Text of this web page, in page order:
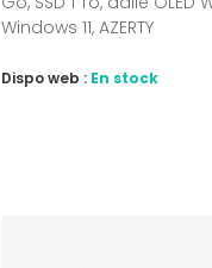
Windows 11, AZERTY
Dispo web : En stock